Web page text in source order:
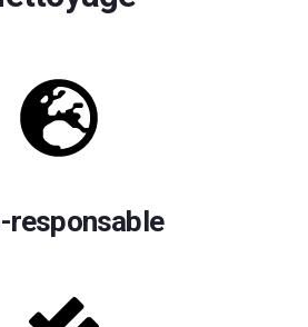
responsable